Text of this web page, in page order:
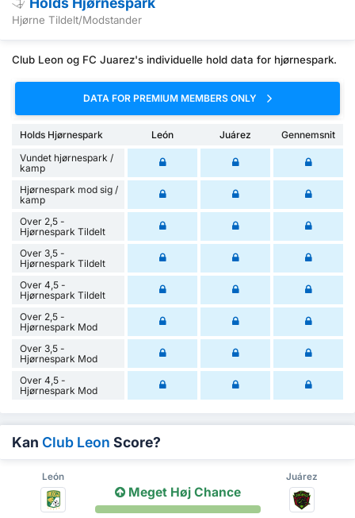
Hjørne Tildelt/Modstander
Club Leon og FC Juarez's individuelle hold data for hjørnespark.
DATA FOR PREMIUM MEMBERS ONLY
Holds Hjørnespark León Juárez
Gennemsnit
Vundet hjørnespark /
kamp
Hjørnespark mod sig /
kamp
Over 2,5 -
Hjørnespark Tildelt
Over 3,5 -
Hjørnespark Tildelt
Over 4,5 -
Hjørnespark Tildelt
Over 2,5 -
Hjørnespark Mod
Over 3,5 -
Hjørnespark Mod
Over 4,5 -
Hjørnespark Mod
Kan Club Leon Score?
León Juárez
Meget Høj Chance